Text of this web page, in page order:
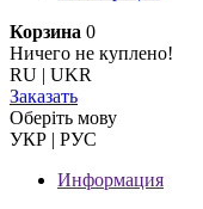
Корзина 0
Ничего не куплено!
RU | UKR
Заказать
Оберiть мову
УКР | РУС
Информация